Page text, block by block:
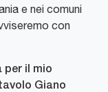
e nei comuni
con
per il mio
Giano